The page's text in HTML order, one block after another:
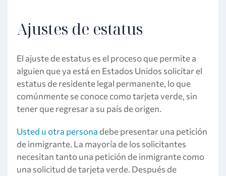
Ajustes de estatus
El ajuste de estatus es el proceso que permite a
alguien que ya está en Estados Unidos solicitar el
estatus de residente legal permanente, lo que
comúnmente se conoce como tarjeta verde, sin
tener que regresar a su país de origen.
Usted u otra persona debe presentar una petición
de inmigrante. La mayoría de los solicitantes
necesitan tanto una petición de inmigrante como
una solicitud de tarjeta verde. Después de